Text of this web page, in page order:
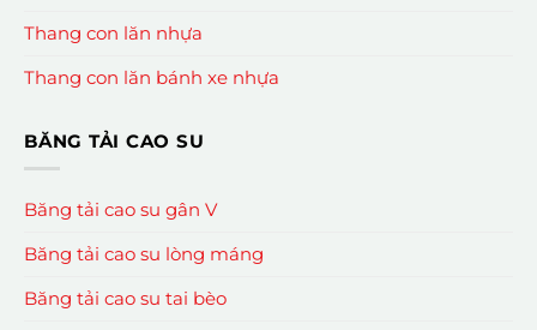
Thang con lăn nhựa
Thang con lăn bánh xe nhựa
BĂNG TẢI CAO SU
Băng tải cao su gân V
Băng tải cao su lòng máng
Băng tải cao su tai bèo